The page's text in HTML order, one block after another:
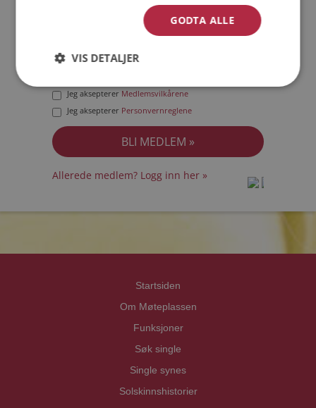
Jeg aksepterer Medlemsvilkårene
Jeg aksepterer Personvernreglene
Allerede medlem? Logg inn her »
Startsiden
Om Møteplassen
Funksjoner
Søk single
Single synes
Solskinnshistorier
GODTA ALLE
VIS DETALJER